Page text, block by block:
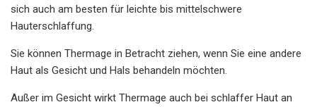
sich auch am besten für leichte bis mittelschwere
Hauterschlaffung.
Sie können Thermage in Betracht ziehen, wenn Sie eine andere
Haut als Gesicht und Hals behandeln möchten.
Außer im Gesicht wirkt Thermage auch bei schlaffer Haut an